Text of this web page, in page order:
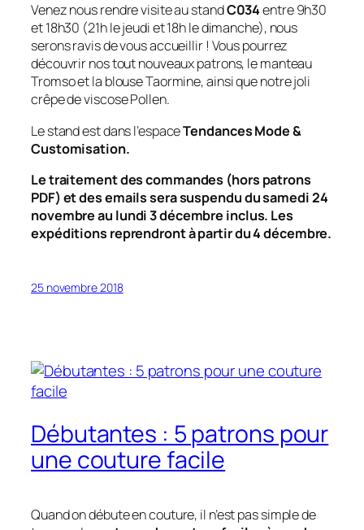
Venez nous rendre visite au standC034entre 9h30
et 18h30 (21h le jeudi et 18h le dimanche), nous
serons ravis de vous accueillir ! Vous pourrez
découvrir nos tout nouveaux patrons, le manteau
Tromso et la blouse Taormine, ainsi que notre joli
crêpe de viscose Pollen.
Le stand est dans l’espaceTendances Mode &
Customisation.
Le traitement des commandes (hors patrons
PDF) et des emails sera suspendu du samedi 24
novembre au lundi 3 décembre inclus. Les
expéditions reprendront à partir du 4 décembre.
25 novembre 2018
Débutantes : 5 patrons pour
une couture facile
Quand on débute en couture, il n’est pas simple de